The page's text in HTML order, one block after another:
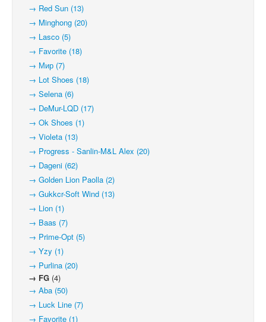
→ Red Sun (13)
→ Minghong (20)
→ Lasco (5)
→ Favorite (18)
→ Мир (7)
→ Lot Shoes (18)
→ Selena (6)
→ DeMur-LQD (17)
→ Ok Shoes (1)
→ Violeta (13)
→ Progress - Sanlin-M&L Alex (20)
→ Dageni (62)
→ Golden Lion Paolla (2)
→ Gukkcr-Soft Wind (13)
→ Lion (1)
→ Baas (7)
→ Prime-Opt (5)
→ Yzy (1)
→ Purlina (20)
→ FG (4)
→ Aba (50)
→ Luck Line (7)
→ Favorite (1)